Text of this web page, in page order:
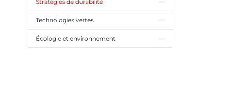
Stratégies de durabilité
Technologies vertes
Écologie et environnement